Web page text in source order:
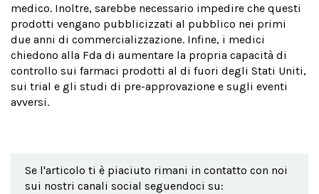
medico. Inoltre, sarebbe necessario impedire che questi
prodotti vengano pubblicizzati al pubblico nei primi
due anni di commercializzazione. Infine, i medici
chiedono alla Fda di aumentare la propria capacità di
controllo sui farmaci prodotti al di fuori degli Stati Uniti,
sui trial e gli studi di pre-approvazione e sugli eventi
avversi.
Se l'articolo ti è piaciuto rimani in contatto con noi
sui nostri canali social seguendoci su: